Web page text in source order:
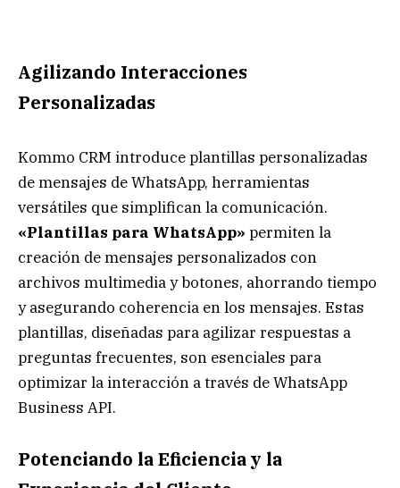
Agilizando Interacciones
Personalizadas
Kommo CRM introduce plantillas personalizadas
de mensajes de WhatsApp, herramientas
versátiles que simplifican la comunicación.
«Plantillas para WhatsApp» permiten la
creación de mensajes personalizados con
archivos multimedia y botones, ahorrando tiempo
y asegurando coherencia en los mensajes. Estas
plantillas, diseñadas para agilizar respuestas a
preguntas frecuentes, son esenciales para
optimizar la interacción a través de WhatsApp
Business API.
Potenciando la Eficiencia y la